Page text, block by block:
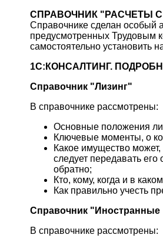
СПРАВОЧНИК "РАСЧЕТЫ
Справочнике сделан особый
предусмотренных Трудовым
самостоятельно установить
1С:КОНСАЛТИНГ.
Справочник "Лизинг"
В справочнике рассмотрены:
Основные положения
Ключевые моменты, о
Какое имущество
следует передавать
обратно;
Кто, кому, когда и в
Как правильно учесть
Справочник "Иностранные
В справочнике рассмотрены: